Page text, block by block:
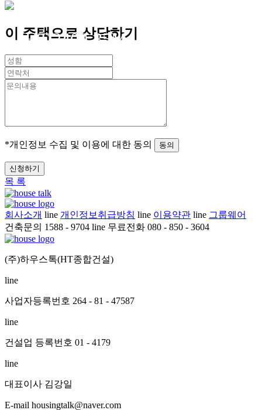
HT-2409-35M
이 주택으로 상담하기
*개인정보 수집 및 이용에 대한 동의 동의
신청하기
목 록
회사소개 line 개인정보취급방침 line 이용약관 line 그룹웨어
건축문의 1588 - 9704 line 무료전화 080 - 850 - 3604
(주)하우스톡(HT종합건설)
line
사업자등록번호 264 - 81 - 47587
line
건설업 등록번호 01 - 4179
line
대표이사 김강일
E-mail housingtalk@naver.com